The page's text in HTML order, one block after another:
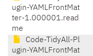
ugin-YAMLFrontMat
ter-1.000001.read
me
Code-TidyAll-Pl
ugin-YAMLFrontMat